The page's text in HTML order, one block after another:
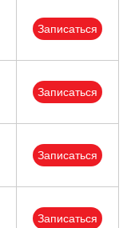
Записаться
Записаться
Записаться
Записаться